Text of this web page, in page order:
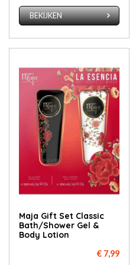
BEKIJKEN
Maja Gift Set Classic
Bath/Shower Gel &
Body Lotion
€ 7,99